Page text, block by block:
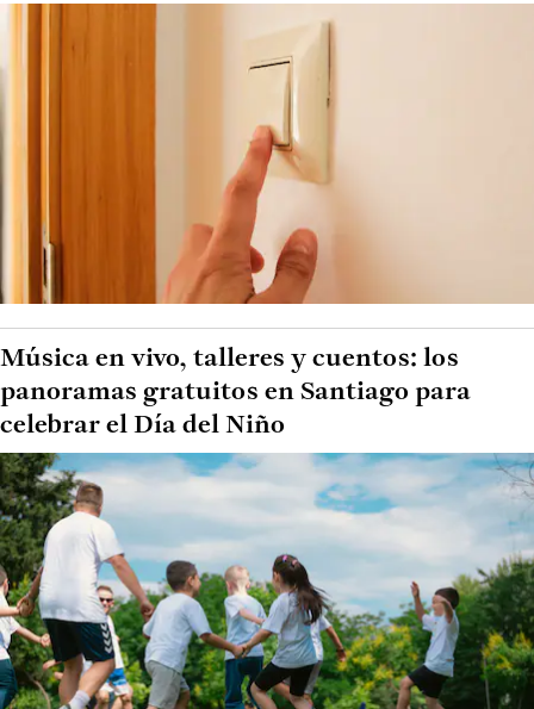
Música en vivo, talleres y cuentos: los
panoramas gratuitos en Santiago para
celebrar el Día del Niño